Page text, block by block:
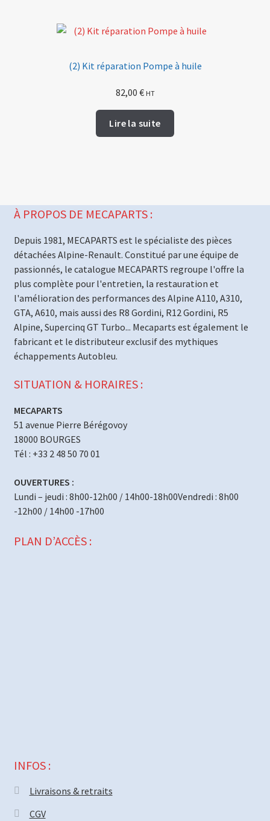
(2) Kit réparation Pompe à huile
82,00 € HT
Lire la suite
À PROPOS DE MECAPARTS :
Depuis 1981, MECAPARTS est le spécialiste des pièces
détachées Alpine-Renault. Constitué par une équipe de
passionnés, le catalogue MECAPARTS regroupe l'offre la
plus complète pour l'entretien, la restauration et
l'amélioration des performances des Alpine A110, A310,
GTA, A610, mais aussi des R8 Gordini, R12 Gordini, R5
Alpine, Supercinq GT Turbo... Mecaparts est également le
fabricant et le distributeur exclusif des mythiques
échappements Autobleu.
SITUATION & HORAIRES :
MECAPARTS
51 avenue Pierre Bérégovoy
18000 BOURGES
Tél : +33 2 48 50 70 01
OUVERTURES :
Lundi – jeudi : 8h00-12h00 / 14h00-18h00Vendredi : 8h00
-12h00 / 14h00 -17h00
PLAN D’ACCÈS :
INFOS :
Livraisons & retraits
CGV